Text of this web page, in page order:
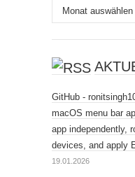
Archiv
GitHub -
macOS menu bar
app independently,
devices, and apply
19.01.2026